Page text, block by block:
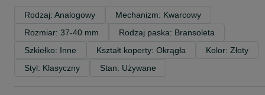
Rodzaj: Analogowy
Mechanizm: Kwarcowy
Rozmiar: 37-40 mm
Rodzaj paska: Bransoleta
Szkiełko: Inne
Kształt koperty: Okrągła
Kolor: Złoty
Styl: Klasyczny
Stan: Używane